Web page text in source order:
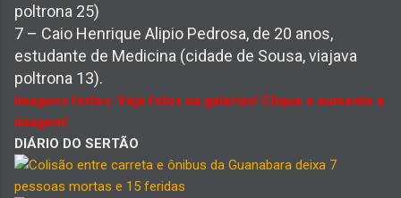
poltrona 25)
7 – Caio Henrique Alipio Pedrosa, de 20 anos,
estudante de Medicina (cidade de Sousa, viajava
poltrona 13).
Imagens fortes: Veja fotos na galerias! Clique e aumente a
imagem!
DIÁRIO DO SERTÃO